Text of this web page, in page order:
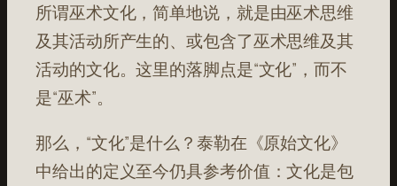
所谓巫术文化，简单地说，就是由巫术思维
及其活动所产生的、或包含了巫术思维及其
活动的文化。这里的落脚点是“文化”，而不
是“巫术”。
那么，“文化”是什么？泰勒在《原始文化》
中给出的定义至今仍具参考价值：文化是包